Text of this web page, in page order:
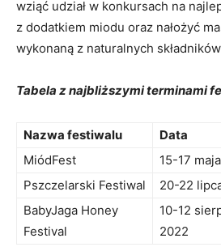
wziąć udział w konkursach ‌na
z ⁤dodatkiem miodu ‌oraz⁤ nałożyć
wykonaną z naturalnych
Tabela z najbliższymi terminami
Nazwa festiwalu Data
MiódFest
15-17
Pszczelarski Festiwal
20-22
BabyJaga Honey
⁤Festival
10-12
2022